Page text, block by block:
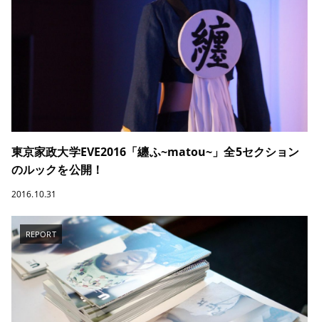
東京家政大学EVE2016「纏ふ~matou~」全5セクション
のルックを公開！
2016.10.31
REPORT